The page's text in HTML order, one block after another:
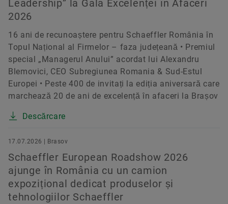
Leadership” la Gala Excelenței în Afaceri
2026
16 ani de recunoaștere pentru Schaeffler România în
Topul Național al Firmelor – faza județeană • Premiul
special „Managerul Anului” acordat lui Alexandru
Blemovici, CEO Subregiunea Romania & Sud-Estul
Europei • Peste 400 de invitați la ediția aniversară care
marchează 20 de ani de excelență în afaceri la Brașov
Descărcare
17.07.2026 | Brasov
Schaeffler European Roadshow 2026
ajunge în România cu un camion
expozițional dedicat produselor și
tehnologiilor Schaeffler